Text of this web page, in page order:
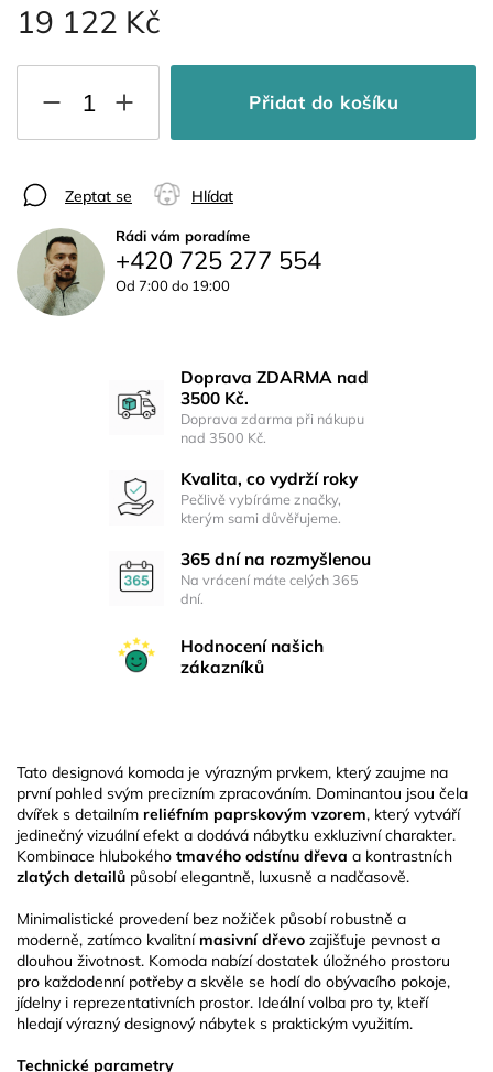
19 122 Kč
Přidat do košíku
Zeptat se Hlídat
Rádi vám poradíme
+420 725 277 554
Od 7:00 do 19:00
Doprava ZDARMA nad
3500 Kč.
Doprava zdarma při nákupu
nad 3500 Kč.
Kvalita, co vydrží roky
Pečlivě vybíráme značky,
kterým sami důvěřujeme.
365 dní na rozmyšlenou
Na vrácení máte celých 365
dní.
Hodnocení našich
zákazníků
Tato designová komoda je výrazným prvkem, který zaujme na
první pohled svým precizním zpracováním. Dominantou jsou čela
dvířek s detailním reliéfním paprskovým vzorem, který vytváří
jedinečný vizuální efekt a dodává nábytku exkluzivní charakter.
Kombinace hlubokého tmavého odstínu dřeva a kontrastních
zlatých detailů působí elegantně, luxusně a nadčasově.
Minimalistické provedení bez nožiček působí robustně a
moderně, zatímco kvalitnímasivní dřevo zajišťuje pevnost a
dlouhou životnost. Komoda nabízí dostatek úložného prostoru
pro každodenní potřeby a skvěle se hodí do obývacího pokoje,
jídelny i reprezentativních prostor. Ideální volba pro ty, kteří
hledají výrazný designový nábytek s praktickým využitím.
Technické parametry